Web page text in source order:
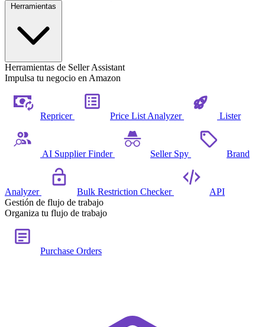
Herramientas de Seller Assistant
Impulsa tu negocio en Amazon
Repricer Price List Analyzer Lister
AI Supplier Finder Seller Spy Brand
Analyzer Bulk Restriction Checker
API
Gestión de flujo de trabajo
Organiza tu flujo de trabajo
Purchase Orders